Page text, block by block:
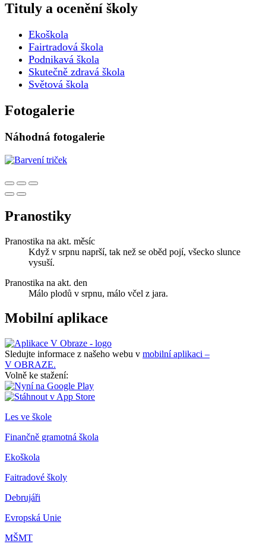
Tituly a ocenění školy
Ekoškola
Fairtradová škola
Podnikavá škola
Skutečně zdravá škola
Světová škola
Fotogalerie
Náhodná fotogalerie
Pranostiky
Pranostika na akt. měsíc
Když v srpnu naprší, tak než se oběd pojí, všecko slunce
vysuší.
Pranostika na akt. den
Málo plodů v srpnu, málo včel z jara.
Mobilní aplikace
Sledujte informace z našeho webu v mobilní aplikaci –
V OBRAZE.
Volně ke stažení:
Les ve škole
Finančně gramotná škola
Ekoškola
Faitradové školy
Debrujáři
Evropská Unie
MŠMT